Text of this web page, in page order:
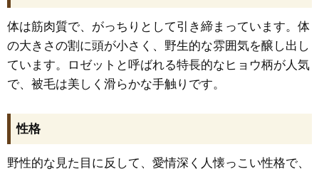
体は筋肉質で、がっちりとして引き締まっています。体
の大きさの割に頭が小さく、野生的な雰囲気を醸し出し
ています。ロゼットと呼ばれる特長的なヒョウ柄が人気
で、被毛は美しく滑らかな手触りです。
性格
野性的な見た目に反して、愛情深く人懐っこい性格で、